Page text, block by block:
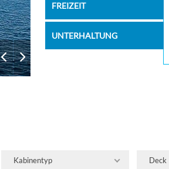
FREIZEIT
UNTERHALTUNG
Kabinentyp Deck